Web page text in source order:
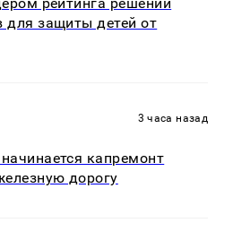
для защиты детей от
3 часа назад
капремонт
дорогу